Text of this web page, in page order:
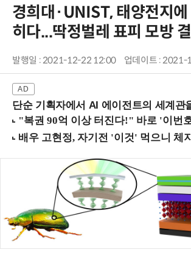
경희대·UNIST, 태양전지에
히다...딱정벌레 표피 모방
발행일 : 2021-12-22 12:00 업데이트 :
단순 기획자에서 AI 에이전트의 세계관을 만드는 지식 설계자로